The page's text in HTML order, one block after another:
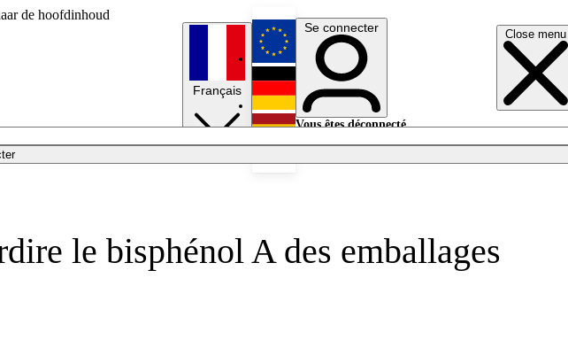
de hoofdinhoud
Close menu
Français
English
Deutsch
Se connecter
Vous êtes déconnecté.
le bisphénol A des emballages